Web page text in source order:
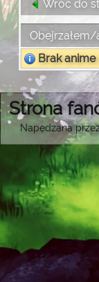
Wróć do
Obejrzałem/
Brak anime
Strona
Napędzana